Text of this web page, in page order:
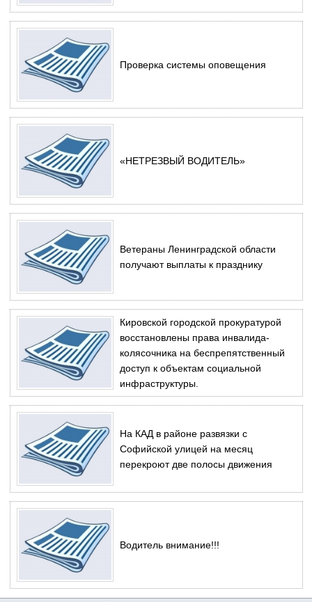
Проверка системы оповещения
«НЕТРЕЗВЫЙ ВОДИТЕЛЬ»
Ветераны Ленинградской области
получают выплаты к празднику
Кировской городской прокуратурой
восстановлены права инвалида-
колясочника на беспрепятственный
доступ к объектам социальной
инфраструктуры.
На КАД в районе развязки с
Софийской улицей на месяц
перекроют две полосы движения
Водитель внимание!!!